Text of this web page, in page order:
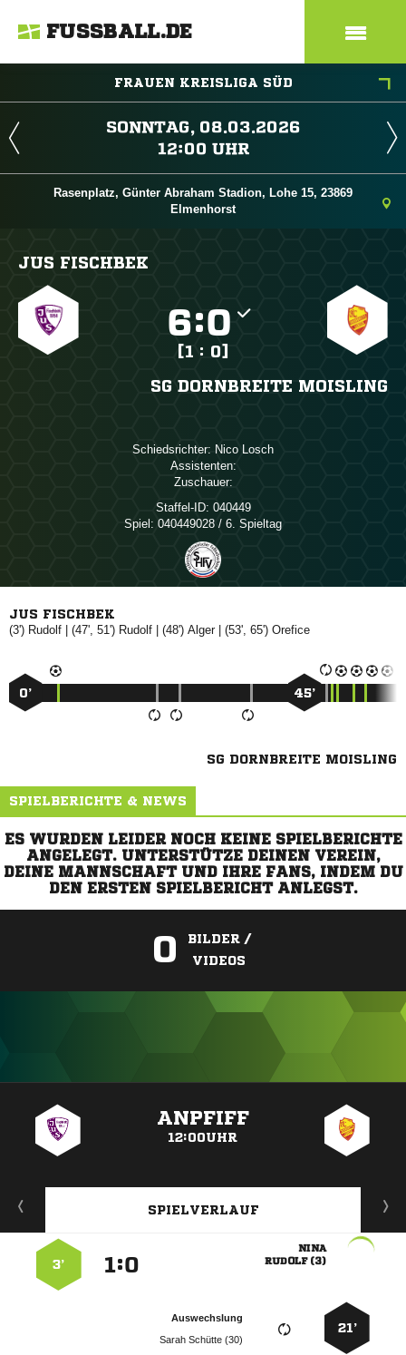
FUSSBALL.DE
FRAUEN KREISLIGA SÜD
 
 
Rasenplatz, Günter Abraham Stadion, Lohe 15, 23869
Elmenhorst
JUS FISCHBEK
:
[1 : 0]
SG DORNBREITE MOISLING
Schiedsrichter:  
Assistenten:
Zuschauer:
Staffel-ID: 040449
Spiel: 040449028 / 6. Spieltag
JUS FISCHBEK
(3')  | (47', 51')  | (48') | (53', 65') 
0’ 45’
SG DORNBREITE MOISLING
SPIELBERICHTE & NEWS
ES WURDEN LEIDER NOCH KEINE SPIELBERICHTE
ANGELEGT. UNTERSTÜTZE DEINEN VEREIN,
DEINE MANNSCHAFT UND IHRE FANS, INDEM DU
DEN ERSTEN SPIELBERICHT ANLEGST.
0
BILDER /
VIDEOS
ANPFIFF
12:00UHR
SPIELVERLAUF

 
:
3’
21’
Auswechslung
  